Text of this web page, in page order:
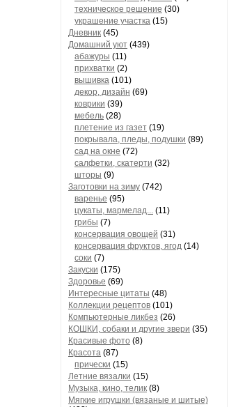
техническое решение (30)
украшение участка (15)
Дневник (45)
Домашний уют (439)
абажуры (11)
прихватки (2)
вышивка (101)
декор, дизайн (69)
коврики (39)
мебель (28)
плетение из газет (19)
покрывала, пледы, подушки (89)
сад на окне (72)
салфетки, скатерти (32)
шторы (9)
Заготовки на зиму (742)
варенье (95)
цукаты, мармелад... (11)
грибы (7)
консервация овощей (31)
консервация фруктов, ягод (14)
соки (7)
Закуски (175)
Здоровье (69)
Интересные цитаты (48)
Коллекции рецептов (101)
Компьютерные ликбез (26)
КОШКИ, собаки и другие звери (35)
Красивые фото (8)
Красота (87)
прически (15)
Летние вязалки (15)
Музыка, кино, телик (8)
Мягкие игрушки (вязаные и шитые)